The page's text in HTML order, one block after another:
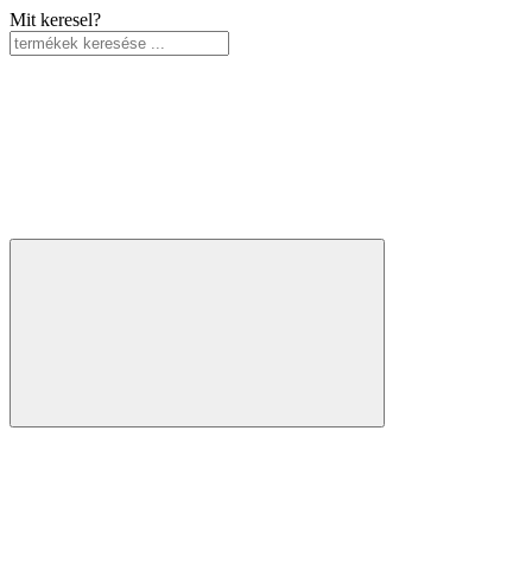
Mit keresel?